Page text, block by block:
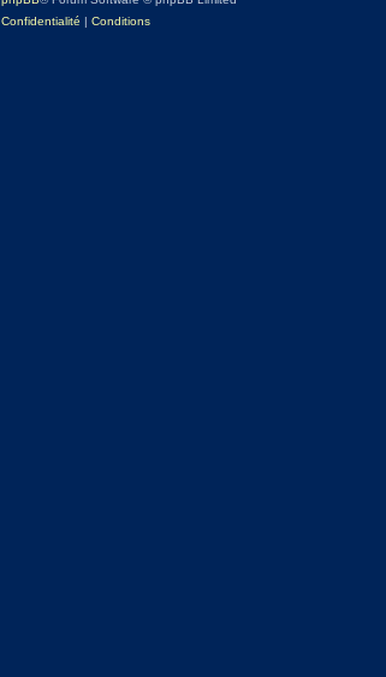
Confidentialité | Conditions